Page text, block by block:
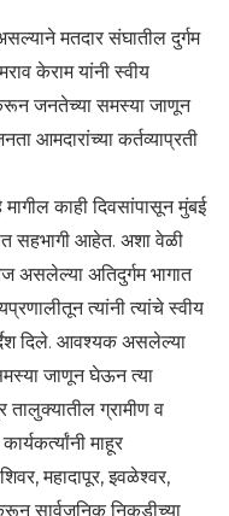
मतदार संघातील दुर्गम
केराम यांनी स्वीय
करून जनतेच्या समस्या जाणून
आमदारांच्या कर्तव्याप्रती
काही दिवसांपासून मुंबई
सहभागी आहेत. अशा वेळी
असलेल्या अतिदुर्गम भागात
त्यांनी त्यांचे स्वीय
दिले. आवश्यक असलेल्या
जाणून घेऊन त्या
तालुक्यातील ग्रामीण व
माहूर
महादापूर, इवळेश्वर,
सार्वजनिक निकडीच्या